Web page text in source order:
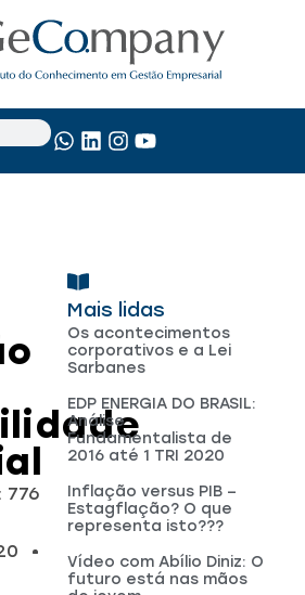
776
Mais lidas
Os acontecimentos
corporativos e a Lei
Sarbanes
EDP ENERGIA DO BRASIL:
Análise
Fundamentalista de
2016 até 1 TRI 2020
Inflação versus PIB –
Estagflação? O que
representa isto???
Vídeo com Abílio Diniz: O
futuro está nas mãos